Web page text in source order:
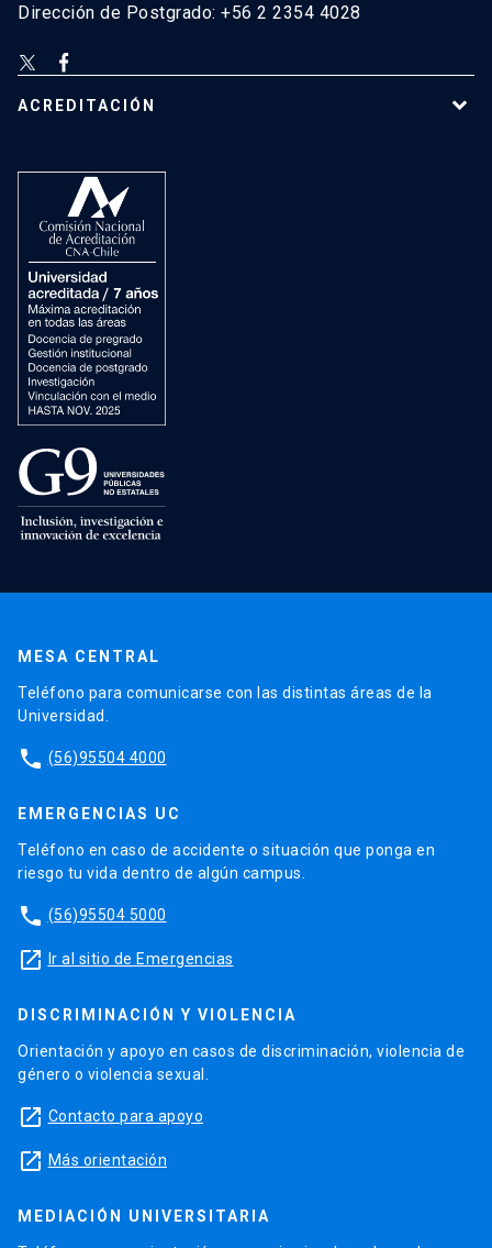
Dirección de Postgrado: +56 2 2354 4028
ACREDITACIÓN
MESA CENTRAL
Teléfono para comunicarse con las distintas áreas de la
Universidad.
phone (56)95504 4000
EMERGENCIAS UC
Teléfono en caso de accidente o situación que ponga en
riesgo tu vida dentro de algún campus.
phone (56)95504 5000
launch Ir al sitio de Emergencias
DISCRIMINACIÓN Y VIOLENCIA
Orientación y apoyo en casos de discriminación, violencia de
género o violencia sexual.
launch Contacto para apoyo
launch Más orientación
MEDIACIÓN UNIVERSITARIA